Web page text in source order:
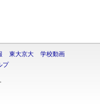
東大京大
学校動画
プ